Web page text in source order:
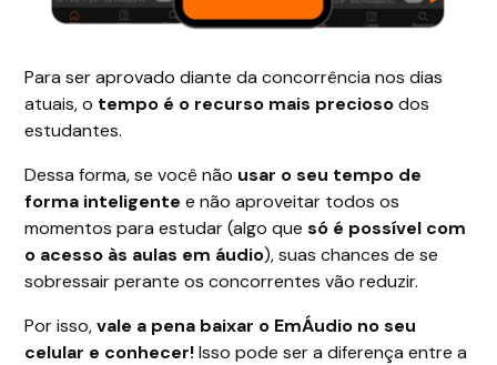
Para ser aprovado diante da concorrência nos dias
atuais, o tempo é o recurso mais preciosodos
estudantes.
Dessa forma, se você não usar o seu tempo de
forma inteligente e não aproveitar todos os
momentos para estudar (algo quesó é possível com
o acesso às aulas em áudio), suas chances de se
sobressair perante os concorrentes vão reduzir.
Por isso,vale a pena baixar o EmÁudio no seu
celular e conhecer!Isso pode ser a diferença entre a